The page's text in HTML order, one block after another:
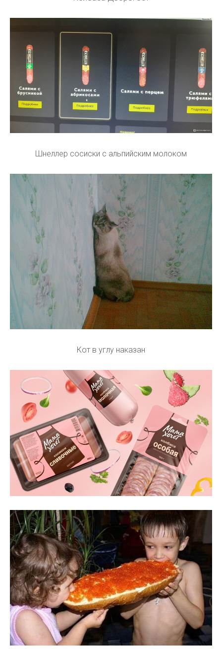
Шнеллер сосиски с альпийским молоком
Кот в углу наказан